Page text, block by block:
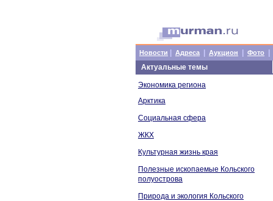
Новости Адреса Аукцион Фото
Актуальные темы
Экономика региона
Арктика
Социальная сфера
ЖКХ
Культурная жизнь края
Полезные ископаемые Кольского
полуострова
Природа и экология Кольского